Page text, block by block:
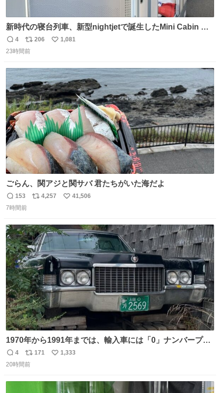
新時代の寝台列車、新型nightjetで誕生したMini Cabin ま
さに走るカプセルホテルといった感じで、一人旅で利用す
るのにはちょうどいい設備。 他の人も言ってましたが、サ
返
信
4
リ
ポ
ト
数
206
い
数
1,081
23時間前
ごらん、関アジと関サバ 君たちがいた海だよ
返
信
153
リ
ト
数
4,257
い
数
41,506
7時間前
1970年から1991年までは、輸入車には「0」ナンバープレ
ートが使用されていました。 その後、この制度は廃止さ
れ、すべての「0」ナンバープレートは抹消・無効化され
着した車両が発見されました。 今でも残っていること自体
返
信
4
リ
ポ
171
い
数
1,333
20時間前